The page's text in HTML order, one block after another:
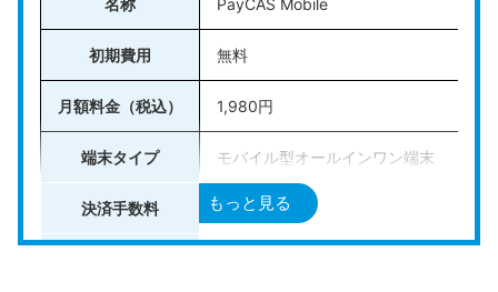
の安心感と導入のしやすさから、初めてキャッシュレス
を導入する方でも使いやすいサービス
＼導入0円キャンペーン実施中／
公式HPはこちら
楽天ペイの詳細については、こちらの記事
名称 PayCAS Mobile
初期費用 無料
月額料金（税込） 1,980円
端末タイプ モバイル型オールインワン端末
決済手数料 1.98％〜3.24％
もっと見る